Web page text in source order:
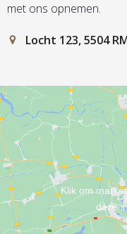
met ons opnemen.
Locht 123, 5504
Klik om
deze